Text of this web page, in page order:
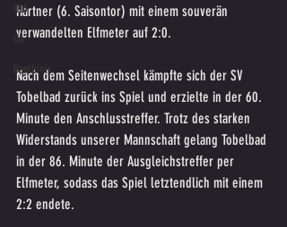
U16
U6
Bambinis
Hartner (6. Saisontor) mit einem souverän
verwandelten Elfmeter auf 2:0.
Nach dem Seitenwechsel kämpfte sich der SV
Tobelbad zurück ins Spiel und erzielte in der 60.
Minute den Anschlusstreffer. Trotz des starken
Widerstands unserer Mannschaft gelang Tobelbad
in der 86. Minute der Ausgleichstreffer per
Elfmeter, sodass das Spiel letztendlich mit einem
2:2 endete.